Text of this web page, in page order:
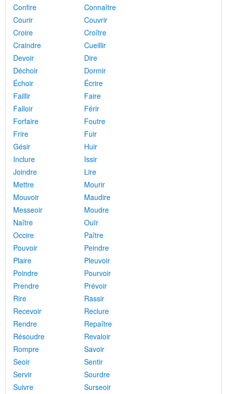
Confire
Connaître
Courir
Couvrir
Croire
Croître
Craindre
Cueillir
Devoir
Dire
Déchoir
Dormir
Échoir
Écrire
Faillir
Faire
Falloir
Férir
Forfaire
Foutre
Frire
Fuir
Gésir
Huir
Inclure
Issir
Joindre
Lire
Mettre
Mourir
Mouvoir
Maudire
Messeoir
Moudre
Naître
Ouïr
Occire
Paître
Pouvoir
Peindre
Plaire
Pleuvoir
Poindre
Pourvoir
Prendre
Prévoir
Rire
Rassir
Recevoir
Reclure
Rendre
Repaître
Résoudre
Revaloir
Rompre
Savoir
Seoir
Sentir
Servir
Sourdre
Suivre
Surseoir